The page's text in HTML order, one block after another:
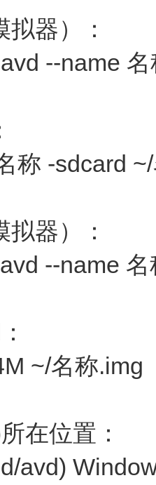
器）：
--name
称 -sdcard
器）：
--name 名
~/名称.img
在位置：
avd)